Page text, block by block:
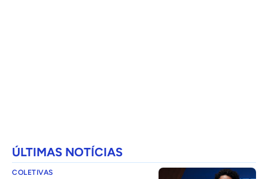
ÚLTIMAS NOTÍCIAS
COLETIVAS